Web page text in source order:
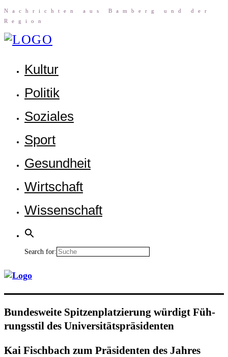
Nach­rich­ten aus Bam­berg und der
Region
Kul­tur
Poli­tik
Sozia­les
Sport
Gesund­heit
Wirt­schaft
Wis­sen­schaft
Search for:
Bun­des­wei­te Spit­zen­plat­zie­rung wür­digt Füh­
rungs­stil des Universitätspräsidenten
Kai Fisch­bach zum Prä­si­den­ten des Jah­res